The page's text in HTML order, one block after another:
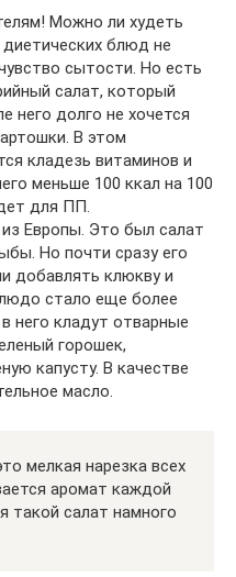
Можно ли худеть
блюд не
сытости. Но есть
салат, который
него долго не хочется
В этом
кладезь витаминов и
меньше 100 ккал на 100
для ПП.
Европы. Это был салат
Но почти сразу его
добавлять клюкву и
стало еще более
него кладут отварные
горошек,
капусту. В качестве
масло.
мелкая нарезка всех
аромат каждой
такой салат намного